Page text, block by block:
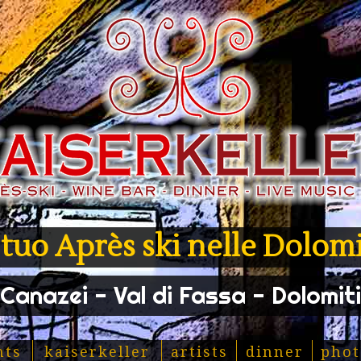
Après ski nelle
Canazei - Val di Fassa - Dolomiti
kaiserkeller artists dinner